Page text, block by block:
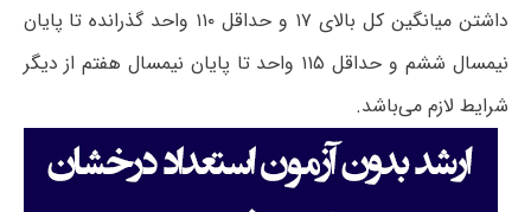
داشتن میانگین کل بالای ۱۷ و حداقل ۱۱۰ واحد گذرانده تا پایان
نیمسال ششم و حداقل ۱۱۵ واحد تا پایان نیمسال هفتم از دیگر
شرایط لازم می‌باشد.